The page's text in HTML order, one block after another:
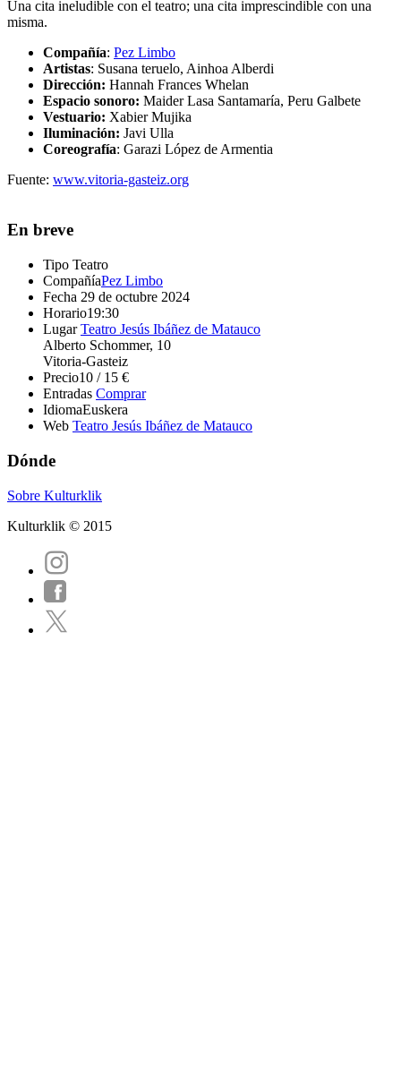
Una cita ineludible con el teatro; una cita imprescindible con una
misma.
Compañía: Pez Limbo
Artistas: Susana teruelo, Ainhoa Alberdi
Dirección: Hannah Frances Whelan
Espacio sonoro: Maider Lasa Santamaría, Peru Galbete
Vestuario: Xabier Mujika
Iluminación: Javi Ulla
Coreografía: Garazi López de Armentia
Fuente: www.vitoria-gasteiz.org
En breve
Tipo Teatro
CompañíaPez Limbo
Fecha 29 de octubre 2024
Horario19:30
Lugar Teatro Jesús Ibáñez de Matauco
Alberto Schommer, 10
Vitoria-Gasteiz
Precio10 / 15 €
Entradas Comprar
IdiomaEuskera
Web Teatro Jesús Ibáñez de Matauco
Dónde
Sobre Kulturklik
Kulturklik © 2015